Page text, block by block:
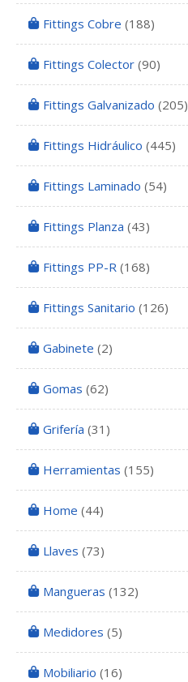
Fittings Cobre (188)
Fittings Colector (90)
Fittings Galvanizado (205)
Fittings Hidráulico (445)
Fittings Laminado (54)
Fittings Planza (43)
Fittings PP-R (168)
Fittings Sanitario (126)
Gabinete (2)
Gomas (62)
Grifería (31)
Herramientas (155)
Home (44)
Llaves (73)
Mangueras (132)
Medidores (5)
Mobiliario (16)